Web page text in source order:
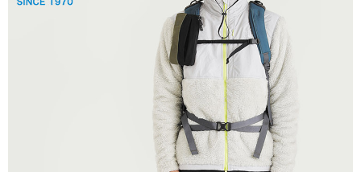
１．透過由恩沛科技股份有限公司提供之「AFTEE先享後付」服務完成之交
易，需依本服務之必要範圍內提供個人資料，並將交易相關給付款項請求債
權轉讓予恩沛科技股份有限公司。
２．關於個人資料處理事宜，請瀏覽以下網址：
３．未成年的使用者請事先徵得法定代理人或監護人之同意方可使用
「AFTEE先享後付」，若未經同意申辦者引起之損失，本公司不負相關責
４．使用「AFTEE先享後付」時，將依據個別帳號之用戶狀況，依本公司即
時審查核予不同之上限額度；若仍有額度不足之情形，本公司將視審查結果